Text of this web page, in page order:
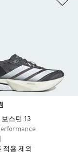
스턴 13
적용 제외